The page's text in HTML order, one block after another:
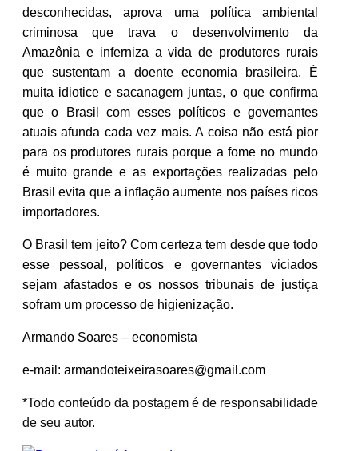
desconhecidas, aprova uma política ambiental
criminosa que trava o desenvolvimento da
Amazônia e inferniza a vida de produtores rurais
que sustentam a doente economia brasileira. É
muita idiotice e sacanagem juntas, o que confirma
que o Brasil com esses políticos e governantes
atuais afunda cada vez mais. A coisa não está pior
para os produtores rurais porque a fome no mundo
é muito grande e as exportações realizadas pelo
Brasil evita que a inflação aumente nos países ricos
importadores.
O Brasil tem jeito? Com certeza tem desde que todo
esse pessoal, políticos e governantes viciados
sejam afastados e os nossos tribunais de justiça
sofram um processo de higienização.
Armando Soares – economista
e-mail: armandoteixeirasoares@gmail.com
*Todo conteúdo da postagem é de responsabilidade
de seu autor.